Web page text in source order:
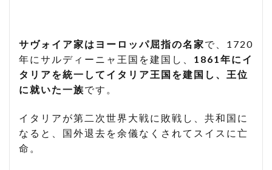
サヴォイア家はヨーロッパ屈指の名家で、1720
年にサルディーニャ王国を建国し、 1861年にイ
タリアを統一してイタリア王国を建国し、王位
に就いた一族です。
イタリアが第二次世界大戦に敗戦し、共和国に
なると、国外退去を余儀なくされてスイスに亡
命。